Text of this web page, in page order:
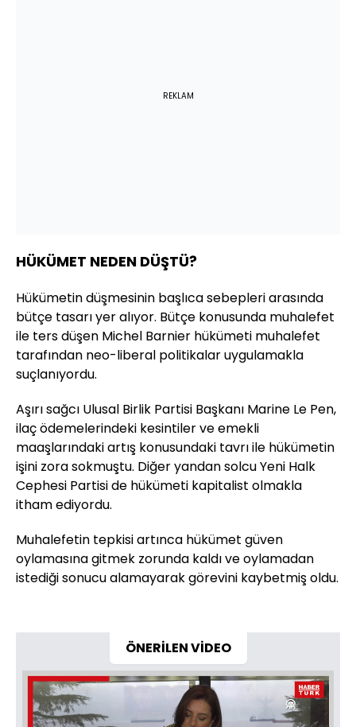
REKLAM
HÜKÜMET NEDEN DÜŞTÜ?
Hükümetin düşmesinin başlıca sebepleri arasında
bütçe tasarı yer alıyor. Bütçe konusunda muhalefet
ile ters düşen Michel Barnier hükümeti muhalefet
tarafından neo-liberal politikalar uygulamakla
suçlanıyordu.
Aşırı sağcı Ulusal Birlik Partisi Başkanı Marine Le Pen,
ilaç ödemelerindeki kesintiler ve emekli
maaşlarındaki artış konusundaki tavrı ile hükümetin
işini zora sokmuştu. Diğer yandan solcu Yeni Halk
Cephesi Partisi de hükümeti kapitalist olmakla
itham ediyordu.
Muhalefetin tepkisi artınca hükümet güven
oylamasına gitmek zorunda kaldı ve oylamadan
istediği sonucu alamayarak görevini kaybetmiş oldu.
ÖNERİLEN VİDEO